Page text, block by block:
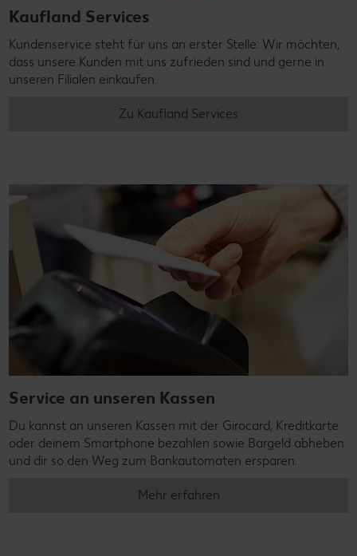
Kaufland Services
Kundenservice steht für uns an erster Stelle: Wir möchten,
dass unsere Kunden mit uns zufrieden sind und gerne in
unseren Filialen einkaufen.
Zu Kaufland Services
Service an unseren Kassen
Du kannst an unseren Kassen mit der Girocard, Kreditkarte
oder deinem Smartphone bezahlen sowie Bargeld abheben
und dir so den Weg zum Bankautomaten ersparen.
Mehr erfahren